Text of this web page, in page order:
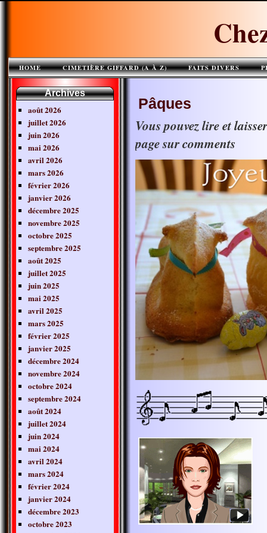
HOME CIMETIÈRE GIFFARD (A À Z) FAITS DIVERS
Archives
août 2026
juillet 2026
juin 2026
mai 2026
avril 2026
mars 2026
février 2026
janvier 2026
décembre 2025
novembre 2025
octobre 2025
septembre 2025
août 2025
juillet 2025
juin 2025
mai 2025
avril 2025
mars 2025
février 2025
janvier 2025
décembre 2024
novembre 2024
octobre 2024
septembre 2024
août 2024
juillet 2024
juin 2024
mai 2024
avril 2024
mars 2024
février 2024
janvier 2024
décembre 2023
octobre 2023
Pâques
Vous pouvez lire et
page sur comments